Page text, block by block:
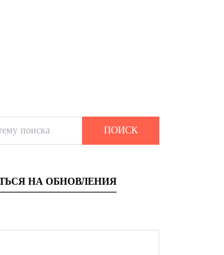
ПОИСК
НА ОБНОВЛЕНИЯ